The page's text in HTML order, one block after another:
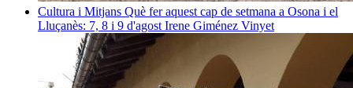
Cultura i Mitjans Què fer aquest cap de setmana a Osona i el
Lluçanès: 7, 8 i 9 d'agost Irene Giménez Vinyet